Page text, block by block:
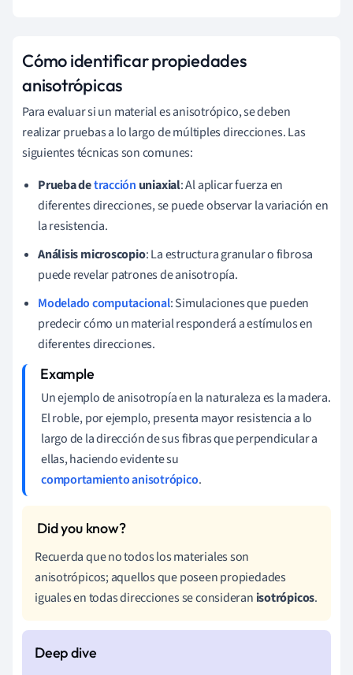
Cómo identificar propiedades
anisotrópicas
Para evaluar si un material es anisotrópico, se deben
realizar pruebas a lo largo de múltiples direcciones. Las
siguientes técnicas son comunes:
Prueba detracción uniaxial: Al aplicar fuerza en
diferentes direcciones, se puede observar la variación en
la resistencia.
Análisis microscopio: La estructura granular o fibrosa
puede revelar patrones de anisotropía.
Modelado computacional: Simulaciones que pueden
predecir cómo un material responderá a estímulos en
diferentes direcciones.
Un ejemplo de anisotropía en la naturaleza es la madera.
El roble, por ejemplo, presenta mayor resistencia a lo
largo de la dirección de sus fibras que perpendicular a
ellas, haciendo evidente su
comportamiento anisotrópico.
Recuerda que no todos los materiales son
anisotrópicos; aquellos que poseen propiedades
iguales en todas direcciones se consideran isotrópicos.